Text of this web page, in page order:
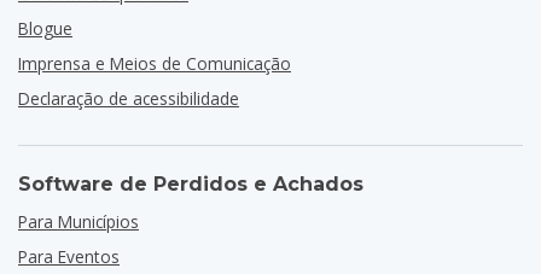
Blogue
Imprensa e Meios de Comunicação
Declaração de acessibilidade
Software de Perdidos e Achados
Para Municípios
Para Eventos